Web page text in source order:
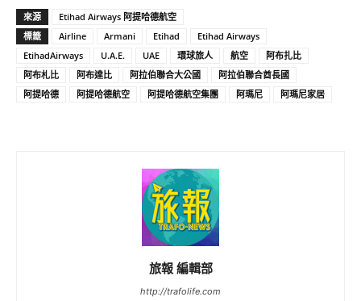
來源
Etihad Airways 阿提哈德航空
標籤
Airline Armani Etihad
Etihad Airways
EtihadAirways
U.A.E. UAE 環球旅人 航空
阿布扎比
阿布札比
阿布達比 阿拉伯聯合大公國
阿拉伯聯合酋長國
阿提哈德
阿提哈德航空 阿提哈德航空集團 阿瑪尼 阿瑪尼家居
旅報 編輯部
http://trafolife.com